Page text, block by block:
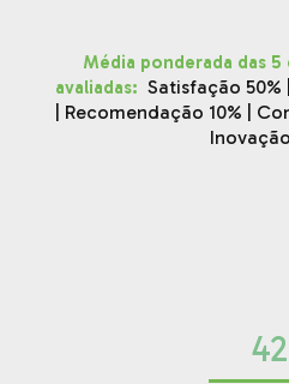
Média ponderada das
avaliadas: Satisfação 50%
| Recomendação 10% |
42